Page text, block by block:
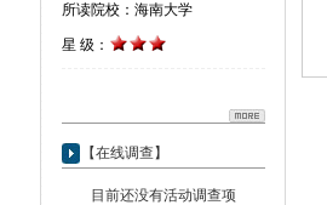
所读院校：海南大学
星 级：
【在线调查】
目前还没有活动调查项